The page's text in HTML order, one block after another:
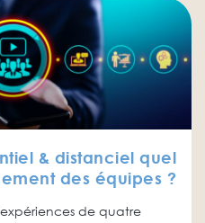
& distanciel quel
des équipes ?
de quatre